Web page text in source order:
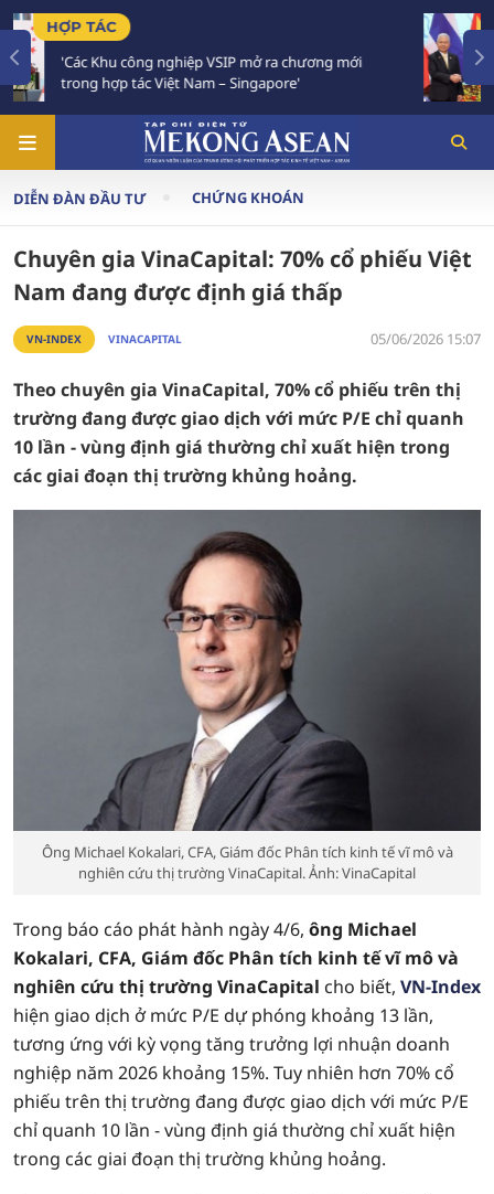
mới
Việt Nam - Thái Lan nhất trí triển khai
Chiến lược 'Ba kết nối'
DIỄN ĐÀN ĐẦU TƯ CHỨNG KHOÁN
Chuyên gia VinaCapital: 70% cổ phiếu Việt
Nam đang được định giá thấp
VN-INDEX VINACAPITAL 05/06/2026 15:07
Theo chuyên gia VinaCapital, 70% cổ phiếu trên thị
trường đang được giao dịch với mức P/E chỉ quanh
10 lần - vùng định giá thường chỉ xuất hiện trong
các giai đoạn thị trường khủng hoảng.
Ông Michael Kokalari, CFA, Giám đốc Phân tích kinh tế vĩ mô và
nghiên cứu thị trường VinaCapital. Ảnh: VinaCapital
Trong báo cáo phát hành ngày 4/6, ông Michael
Kokalari, CFA, Giám đốc Phân tích kinh tế vĩ mô và
nghiên cứu thị trường VinaCapital cho biết, VN-Index
hiện giao dịch ở mức P/E dự phóng khoảng 13 lần,
tương ứng với kỳ vọng tăng trưởng lợi nhuận doanh
nghiệp năm 2026 khoảng 15%. Tuy nhiên hơn 70% cổ
phiếu trên thị trường đang được giao dịch với mức P/E
chỉ quanh 10 lần - vùng định giá thường chỉ xuất hiện
trong các giai đoạn thị trường khủng hoảng.